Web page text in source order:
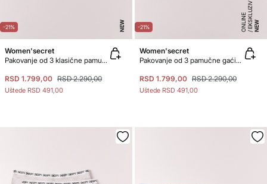
-21% NEW
Women'secret
Pakovanje od 3 klasične pamučne gaćice sa cvetnom čipkom
RSD 1.799,00 RSD 2.290,00
Uštede RSD 491,00
-21% NEW
E
K
S
K
LU
ZI
V
O
N
LI
N
E
Women'secret
Pakovanje od 3 pamučne gaćice sa cvetnom čipkom
RSD 1.799,00 RSD 2.290,00
Uštede RSD 491,00